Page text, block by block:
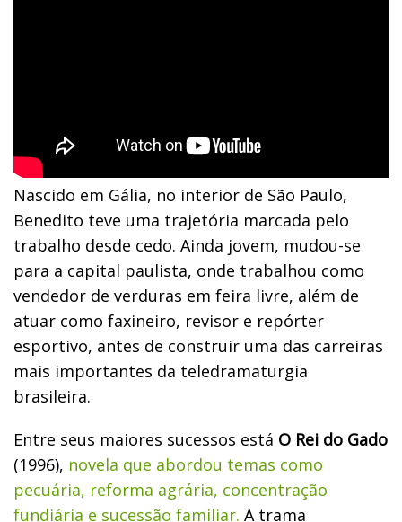
Nascido em Gália, no interior de São Paulo,
Benedito teve uma trajetória marcada pelo
trabalho desde cedo. Ainda jovem, mudou-se
para a capital paulista, onde trabalhou como
vendedor de verduras em feira livre, além de
atuar como faxineiro, revisor e repórter
esportivo, antes de construir uma das carreiras
mais importantes da teledramaturgia
brasileira.
Entre seus maiores sucessos está O Rei do Gado
(1996), novela que abordou temas como
pecuária, reforma agrária, concentração
fundiária e sucessão familiar. A trama